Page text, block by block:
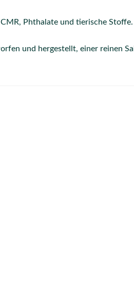
Phthalate und tierische Stoffe.
und hergestellt, einer reinen